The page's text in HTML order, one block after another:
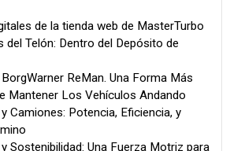
de la tienda web de MasterTurbo
del Telón: Dentro del Depósito de
ReMan. Una Forma Más
Mantener Los Vehículos Andando
Camiones: Potencia, Eficiencia, y
Sostenibilidad: Una Fuerza Motriz para